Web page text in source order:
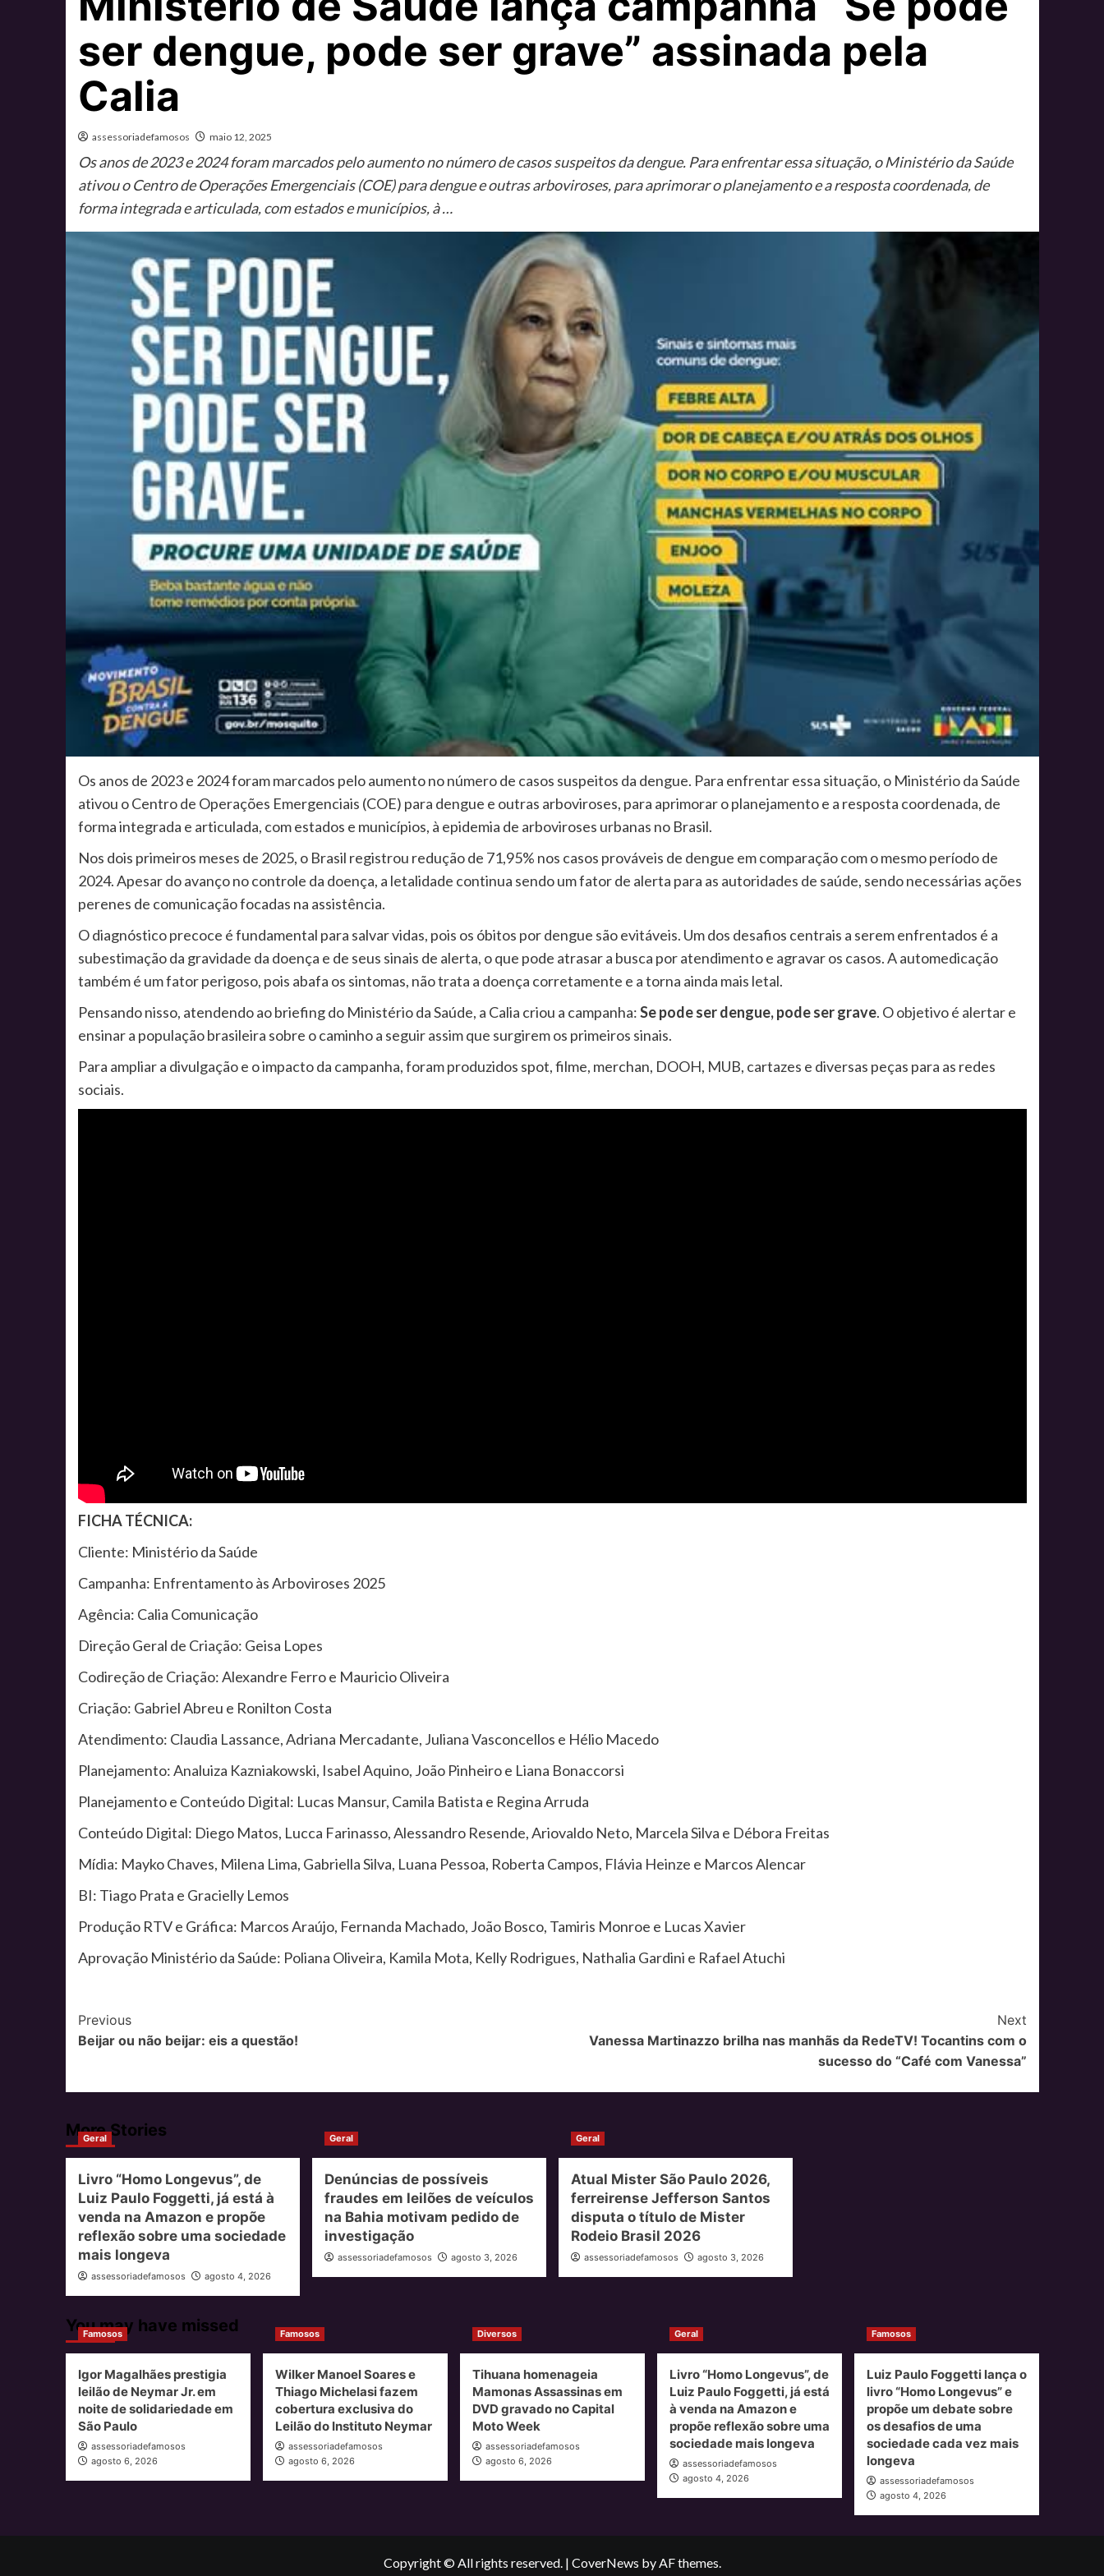
ser dengue, pode ser grave” assinada pela
Calia
assessoriadefamosos maio 12, 2025
Os anos de 2023 e 2024 foram marcados pelo aumento no número de casos suspeitos da dengue. Para enfrentar essa situação, o Ministério da Saúde
ativou o Centro de Operações Emergenciais (COE) para dengue e outras arboviroses, para aprimorar o planejamento e a resposta coordenada, de
forma integrada e articulada, com estados e municípios, à …
Os anos de 2023 e 2024 foram marcados pelo aumento no número de casos suspeitos da dengue. Para enfrentar essa situação, o Ministério da Saúde
ativou o Centro de Operações Emergenciais (COE) para dengue e outras arboviroses, para aprimorar o planejamento e a resposta coordenada, de
forma integrada e articulada, com estados e municípios, à epidemia de arboviroses urbanas no Brasil.
Nos dois primeiros meses de 2025, o Brasil registrou redução de 71,95% nos casos prováveis de dengue em comparação com o mesmo período de
2024. Apesar do avanço no controle da doença, a letalidade continua sendo um fator de alerta para as autoridades de saúde, sendo necessárias ações
perenes de comunicação focadas na assistência.
O diagnóstico precoce é fundamental para salvar vidas, pois os óbitos por dengue são evitáveis. Um dos desafios centrais a serem enfrentados é a
subestimação da gravidade da doença e de seus sinais de alerta, o que pode atrasar a busca por atendimento e agravar os casos. A automedicação
também é um fator perigoso, pois abafa os sintomas, não trata a doença corretamente e a torna ainda mais letal.
Pensando nisso, atendendo ao briefing do Ministério da Saúde, a Calia criou a campanha:Se pode ser dengue, pode ser grave. O objetivo é alertar e
ensinar a população brasileira sobre o caminho a seguir assim que surgirem os primeiros sinais.
Para ampliar a divulgação e o impacto da campanha, foram produzidos spot, filme, merchan, DOOH, MUB, cartazes e diversas peças para as redes
sociais.
FICHA TÉCNICA:
Cliente: Ministério da Saúde
Campanha: Enfrentamento às Arboviroses 2025
Agência: Calia Comunicação
Direção Geral de Criação: Geisa Lopes
Codireção de Criação: Alexandre Ferro e Mauricio Oliveira
Criação: Gabriel Abreu e Ronilton Costa
Atendimento: Claudia Lassance, Adriana Mercadante, Juliana Vasconcellos e Hélio Macedo
Planejamento: Analuiza Kazniakowski, Isabel Aquino, João Pinheiro e Liana Bonaccorsi
Planejamento e Conteúdo Digital: Lucas Mansur, Camila Batista e Regina Arruda
Conteúdo Digital: Diego Matos, Lucca Farinasso, Alessandro Resende, Ariovaldo Neto, Marcela Silva e Débora Freitas
Mídia: Mayko Chaves, Milena Lima, Gabriella Silva, Luana Pessoa, Roberta Campos, Flávia Heinze e Marcos Alencar
BI: Tiago Prata e Gracielly Lemos
Produção RTV e Gráfica: Marcos Araújo, Fernanda Machado, João Bosco, Tamiris Monroe e Lucas Xavier
Aprovação Ministério da Saúde: Poliana Oliveira, Kamila Mota, Kelly Rodrigues, Nathalia Gardini e Rafael Atuchi
Post
Navigation
Previous
Beijar ou não beijar: eis a questão!
Next
Vanessa Martinazzo brilha nas manhãs da RedeTV! Tocantins com o
sucesso do “Café com Vanessa”
More Stories
Geral
Livro “Homo Longevus”, de
Luiz Paulo Foggetti, já está à
venda na Amazon e propõe
reflexão sobre uma sociedade
mais longeva
assessoriadefamosos agosto 4, 2026
Geral
Denúncias de possíveis
fraudes em leilões de veículos
na Bahia motivam pedido de
investigação
assessoriadefamosos agosto 3, 2026
Geral
Atual Mister São Paulo 2026,
ferreirense Jefferson Santos
disputa o título de Mister
Rodeio Brasil 2026
assessoriadefamosos agosto 3, 2026
You may have missed
Famosos
Igor Magalhães prestigia
leilão de Neymar Jr. em
noite de solidariedade em
São Paulo
assessoriadefamosos
agosto 6, 2026
Famosos
Wilker Manoel Soares e
Thiago Michelasi fazem
cobertura exclusiva do
Leilão do Instituto Neymar
assessoriadefamosos
agosto 6, 2026
Diversos
Tihuana homenageia
Mamonas Assassinas em
DVD gravado no Capital
Moto Week
assessoriadefamosos
agosto 6, 2026
Geral
Livro “Homo Longevus”, de
Luiz Paulo Foggetti, já está
à venda na Amazon e
propõe reflexão sobre uma
sociedade mais longeva
assessoriadefamosos
agosto 4, 2026
Famosos
Luiz Paulo Foggetti lança o
livro “Homo Longevus” e
propõe um debate sobre
os desafios de uma
sociedade cada vez mais
longeva
assessoriadefamosos
agosto 4, 2026
Copyright © All rights reserved. | CoverNews by AF themes.